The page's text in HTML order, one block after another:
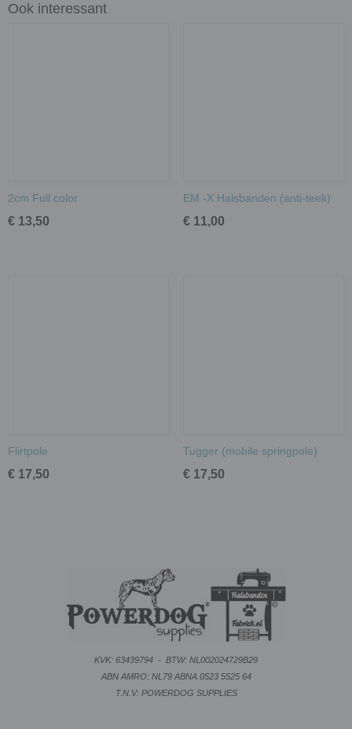
Ook interessant
2cm Full color
€ 13,50
EM -X Halsbanden (anti-teek)
€ 11,00
Flirtpole
€ 17,50
Tugger (mobile springpole)
€ 17,50
KVK: 63439794 - BTW: NL002024729B29
ABN AMRO: NL79 ABNA 0523 5525 64
T.N.V: POWERDOG SUPPLIES